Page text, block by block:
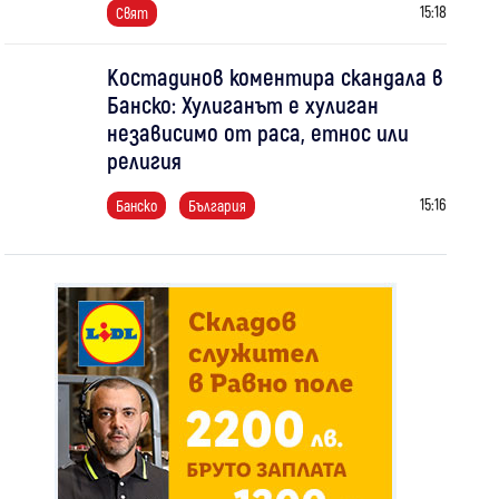
Свят 15:18
Костадинов коментира скандала в
Банско: Хулиганът е хулиган
независимо от раса, етнос или
религия
Банско България 15:16